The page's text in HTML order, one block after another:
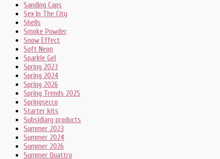
Sanding Caps
Sex In The City
Shells
Smoke Powder
Snow Effect
Soft Neon
Sparkle Gel
Spring 2023
Spring 2024
Spring 2026
Spring Trends 2025
Springsecco
Starter kits
Subsidiary products
Summer 2023
Summer 2024
Summer 2026
Summer Quattro